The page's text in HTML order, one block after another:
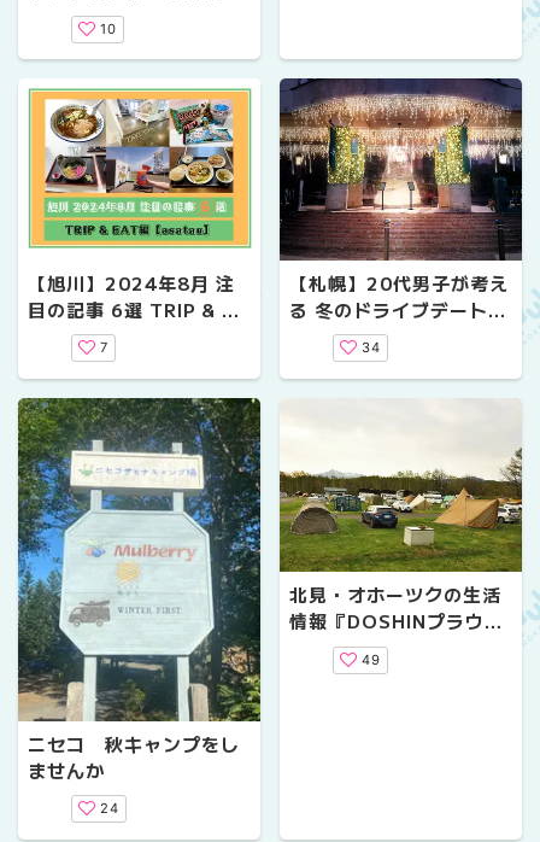
おすすめのドライブスポ
ットもご紹介♪
10
【旭川】2024年8月 注
目の記事 6選 TRIP & EA
T編【asatan】
7
【札幌】20代男子が考え
る 冬のドライブデートプ
34
ニセコ 秋キャンプをし
ませんか
24
北見・オホーツクの生活
情報『DOSHINプラウ』
デジタル vol.04
49